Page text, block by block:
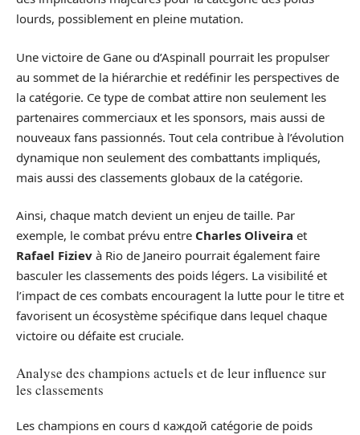
lourds, possiblement en pleine mutation.
Une victoire de Gane ou d’Aspinall pourrait les propulser
au sommet de la hiérarchie et redéfinir les perspectives de
la catégorie. Ce type de combat attire non seulement les
partenaires commerciaux et les sponsors, mais aussi de
nouveaux fans passionnés. Tout cela contribue à l’évolution
dynamique non seulement des combattants impliqués,
mais aussi des classements globaux de la catégorie.
Ainsi, chaque match devient un enjeu de taille. Par
exemple, le combat prévu entre Charles Oliveira et
Rafael Fiziev à Rio de Janeiro pourrait également faire
basculer les classements des poids légers. La visibilité et
l’impact de ces combats encouragent la lutte pour le titre et
favorisent un écosystème spécifique dans lequel chaque
victoire ou défaite est cruciale.
Analyse des champions actuels et de leur influence sur
les classements
Les champions en cours d каждой catégorie de poids